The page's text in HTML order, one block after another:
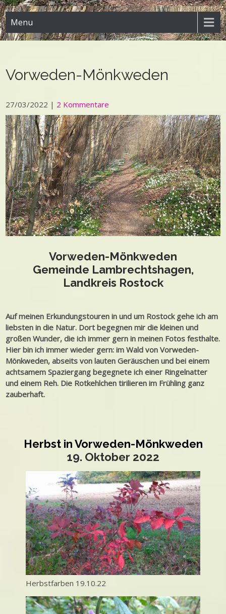
Menu
Vorweden-Mönkweden
27/03/2022 | 2 Kommentare
Vorweden-Mönkweden
Gemeinde Lambrechtshagen,
Landkreis Rostock
Auf meinen Erkundungstouren in und um Rostock gehe ich am
liebsten in die Natur. Dort begegnen mir die kleinen und
großen Wunder, die ich immer gern in meinen Fotos festhalte.
Hier bin ich immer wieder gern: im Wald von Vorweden-
Mönkweden, abseits von lauten Geräuschen und bei einem
achtsamem Spaziergang begegnete ich einer Ringelnatter
und einem Reh. Die Rotkehlchen tirilieren im Frühling ganz
zauberhaft.
Herbst in Vorweden-Mönkweden
19. Oktober 2022
Herbstfarben 19.10.22